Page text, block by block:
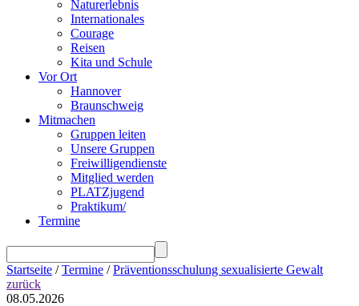
Naturerlebnis
Internationales
Courage
Reisen
Kita und Schule
Vor Ort
Hannover
Braunschweig
Mitmachen
Gruppen leiten
Unsere Gruppen
Freiwilligendienste
Mitglied werden
PLATZjugend
Praktikum/
Termine
Startseite /Termine /Präventionsschulung sexualisierte Gewalt
zurück
08.05.2026